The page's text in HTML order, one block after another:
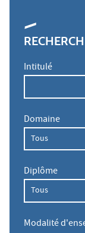
Intitulé
Domaine
Diplôme
Modalité